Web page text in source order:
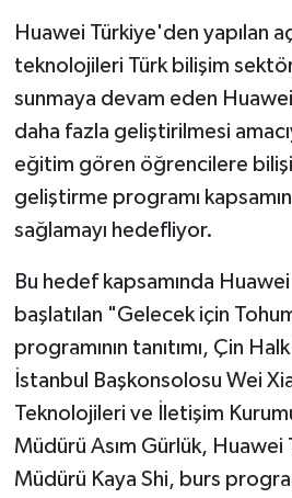
Huawei Türkiye'den yapılan
teknolojileri Türk bilişim
sunmaya devam eden
daha fazla geliştirilmesi
eğitim gören öğrencilere
geliştirme programı
sağlamayı hedefliyor.
Bu hedef kapsamında
başlatılan "Gelecek için
programının tanıtımı, Çin
İstanbul Başkonsolosu Wei
Teknolojileri ve İletişim
Müdürü Asım Gürlük, Huawei
Müdürü Kaya Shi, burs